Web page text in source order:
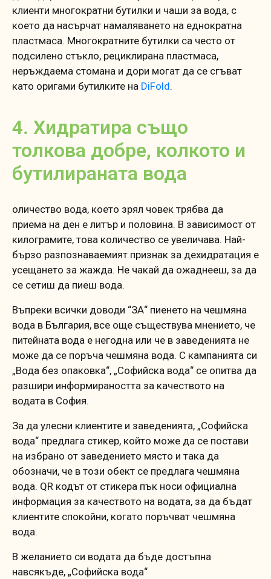
клиенти многократни бутилки и чаши за вода, с
което да насърчат намаляването на еднократна
пластмаса. Многократните бутилки са често от
подсилено стъкло, рециклирана пластмаса,
неръждаема стомана и дори могат да се сгъват
като оригами бутилките на DiFold.
4. Хидратира също
толкова добре, колкото и
бутилираната вода
оличество вода, което зрял човек трябва да
приема на ден е литър и половина. В зависимост от
килограмите, това количество се увеличава. Най-
бързо разпознаваемият признак за дехидратация е
усещането за жажда. Не чакай да ожаднееш, за да
се сетиш да пиеш вода.
Въпреки всички доводи “ЗА“ пиенето на чешмяна
вода в България, все още съществува мнението, че
питейната вода е негодна или че в заведенията не
може да се поръча чешмяна вода. С кампанията си
„Вода без опаковка“, „Софийска вода“ се опитва да
разшири информираността за качеството на
водата в София.
За да улесни клиентите и заведенията, „Софийска
вода“ предлага стикер, който може да се постави
на избрано от заведението място и така да
обозначи, че в този обект се предлага чешмяна
вода. QR кодът от стикера пък носи официална
информация за качеството на водата, за да бъдат
клиентите спокойни, когато поръчват чешмяна
вода.
В желанието си водата да бъде достъпна
навсякъде, „Софийска вода“